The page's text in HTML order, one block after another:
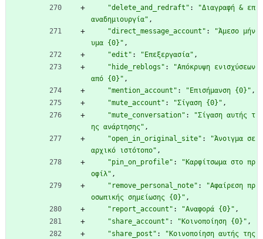
"delete_and_redraft" :
"Διαγραφή & επ
αναδημιουργία" ,
"direct_message_account" :
"Άμεσο μήν
υμα {0}" ,
"edit" : "Επεξεργασία" ,
"hide_reblogs" :
"Απόκρυψη ενισχύσεων
από {0}" ,
"mention_account" : "Επισήμανση {0}" ,
"mute_account" : "Σίγαση {0}" ,
"mute_conversation" :
"Σίγαση αυτής τ
ης ανάρτησης" ,
"open_in_original_site" :
"Άνοιγμα σε
αρχικό ιστότοπο" ,
"pin_on_profile" :
"Καρφίτσωμα στο πρ
οφίλ" ,
"remove_personal_note" :
"Αφαίρεση πρ
οσωπικής σημείωσης {0}" ,
"report_account" : "Αναφορά {0}" ,
"share_account" : "Κοινοποίηση {0}" ,
"share_post" :
"Κοινοποίηση αυτής της